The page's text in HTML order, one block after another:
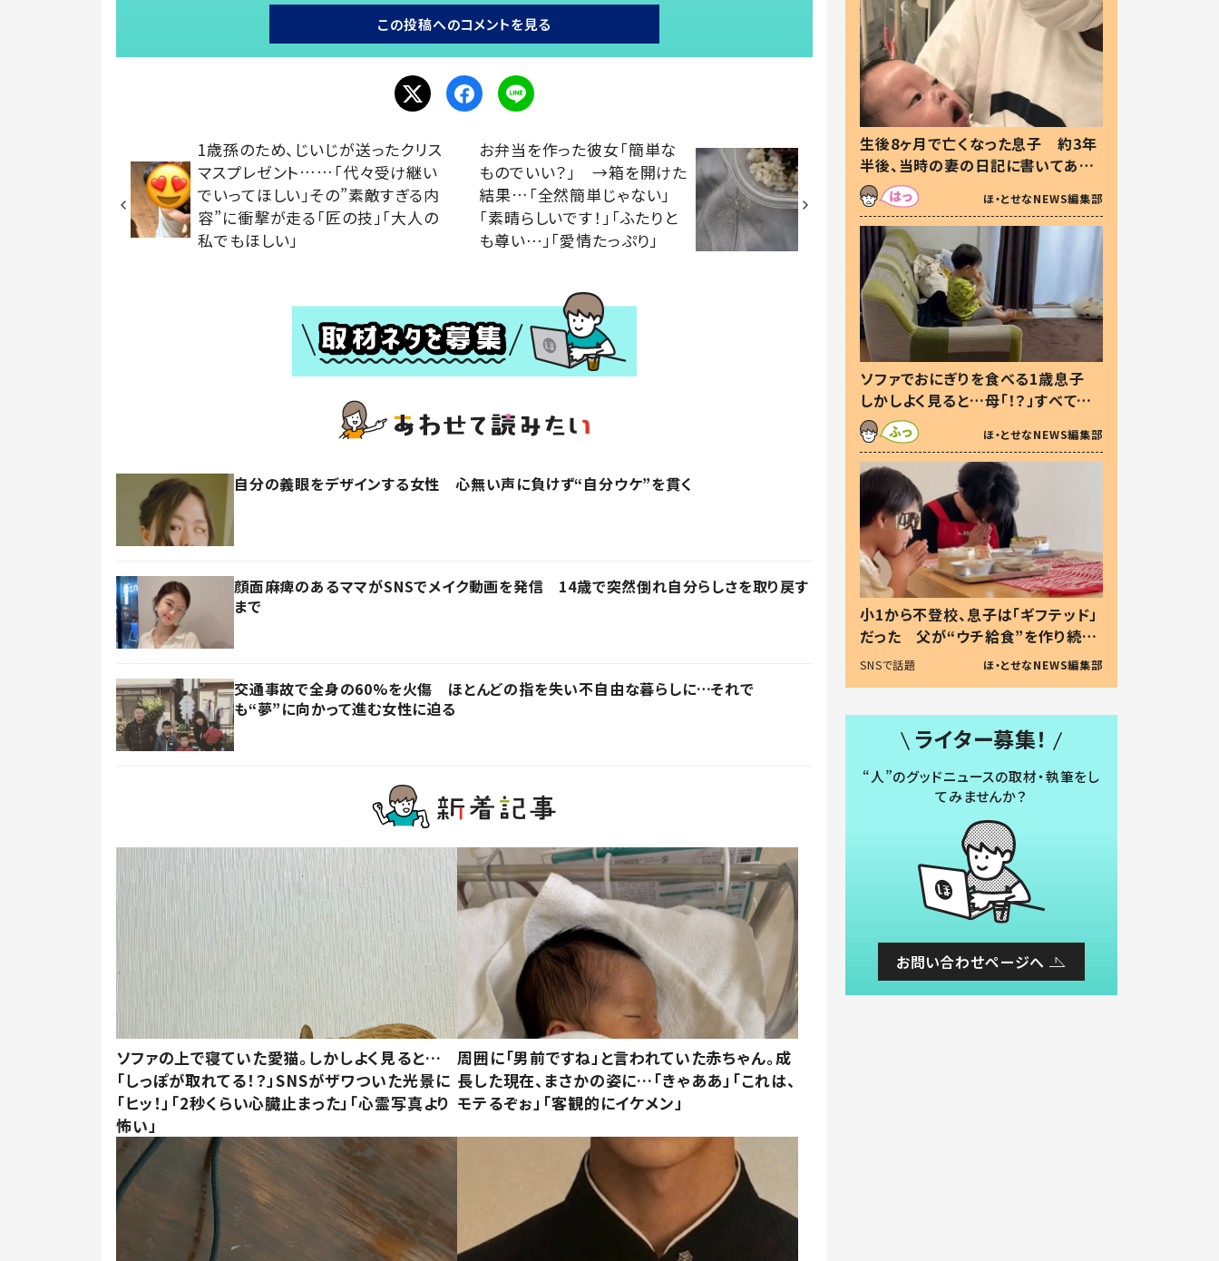
この投稿へのコメントを見る
1歳孫のため、じいじが送ったクリス
マスプレゼント……「代々受け継い
でいってほしい」その”素敵すぎる内
容”に衝撃が走る「匠の技」「大人の
私でもほしい」
お弁当を作った彼女「簡単な
ものでいい？」 →箱を開けた
結果…「全然簡単じゃない」
「素晴らしいです！」「ふたりと
も尊い⋯」「愛情たっぷり」
自分の義眼をデザインする女性 心無い声に負けず“自分ウケ”を貫く
顔面麻痺のあるママがSNSでメイク動画を発信 14歳で突然倒れ自分らしさを取り戻す
まで
交通事故で全身の60%を火傷 ほとんどの指を失い不自由な暮らしに…それで
も“夢”に向かって進む女性に迫る
ソファの上で寝ていた愛猫。しかしよく見ると…
「しっぽが取れてる！？」SNSがザワついた光景に
「ヒッ！」「2秒くらい心臓止まった」「心霊写真より
怖い」
周囲に「男前ですね」と言われていた赤ちゃん。成
長した現在、まさかの姿に…「きゃああ」「これは、
モテるぞぉ」「客観的にイケメン」
生後8ヶ月で亡くなった息子 約3年
半後、当時の妻の日記に書いてあっ
た本音とは
ほ・とせなNEWS編集部
ソファでおにぎりを食べる1歳息子
しかしよく見ると…母「！？」すべてを
察した母の投稿に「可愛いから許
す！」「現行犯〜」
ほ・とせなNEWS編集部
小1から不登校、息子は「ギフテッド」
だった 父が“ウチ給食”を作り続け
る理由とは #令和の親 #令和の子
SNSで話題 ほ・とせなNEWS編集部
ライター募集！
“人”のグッドニュースの取材・執筆をし
てみませんか？
お問い合わせページへ